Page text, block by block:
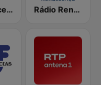
RFM - Oceano Pacífico Online Rádio Renascença